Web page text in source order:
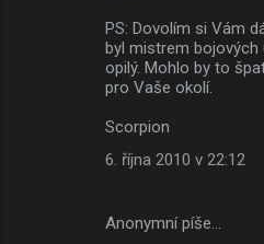
PS: Dovolím si Vám
byl mistrem bojových
opilý. Mohlo by to
pro Vaše okolí.
Scorpion
6. října 2010 v 22:12
Anonymní píše…